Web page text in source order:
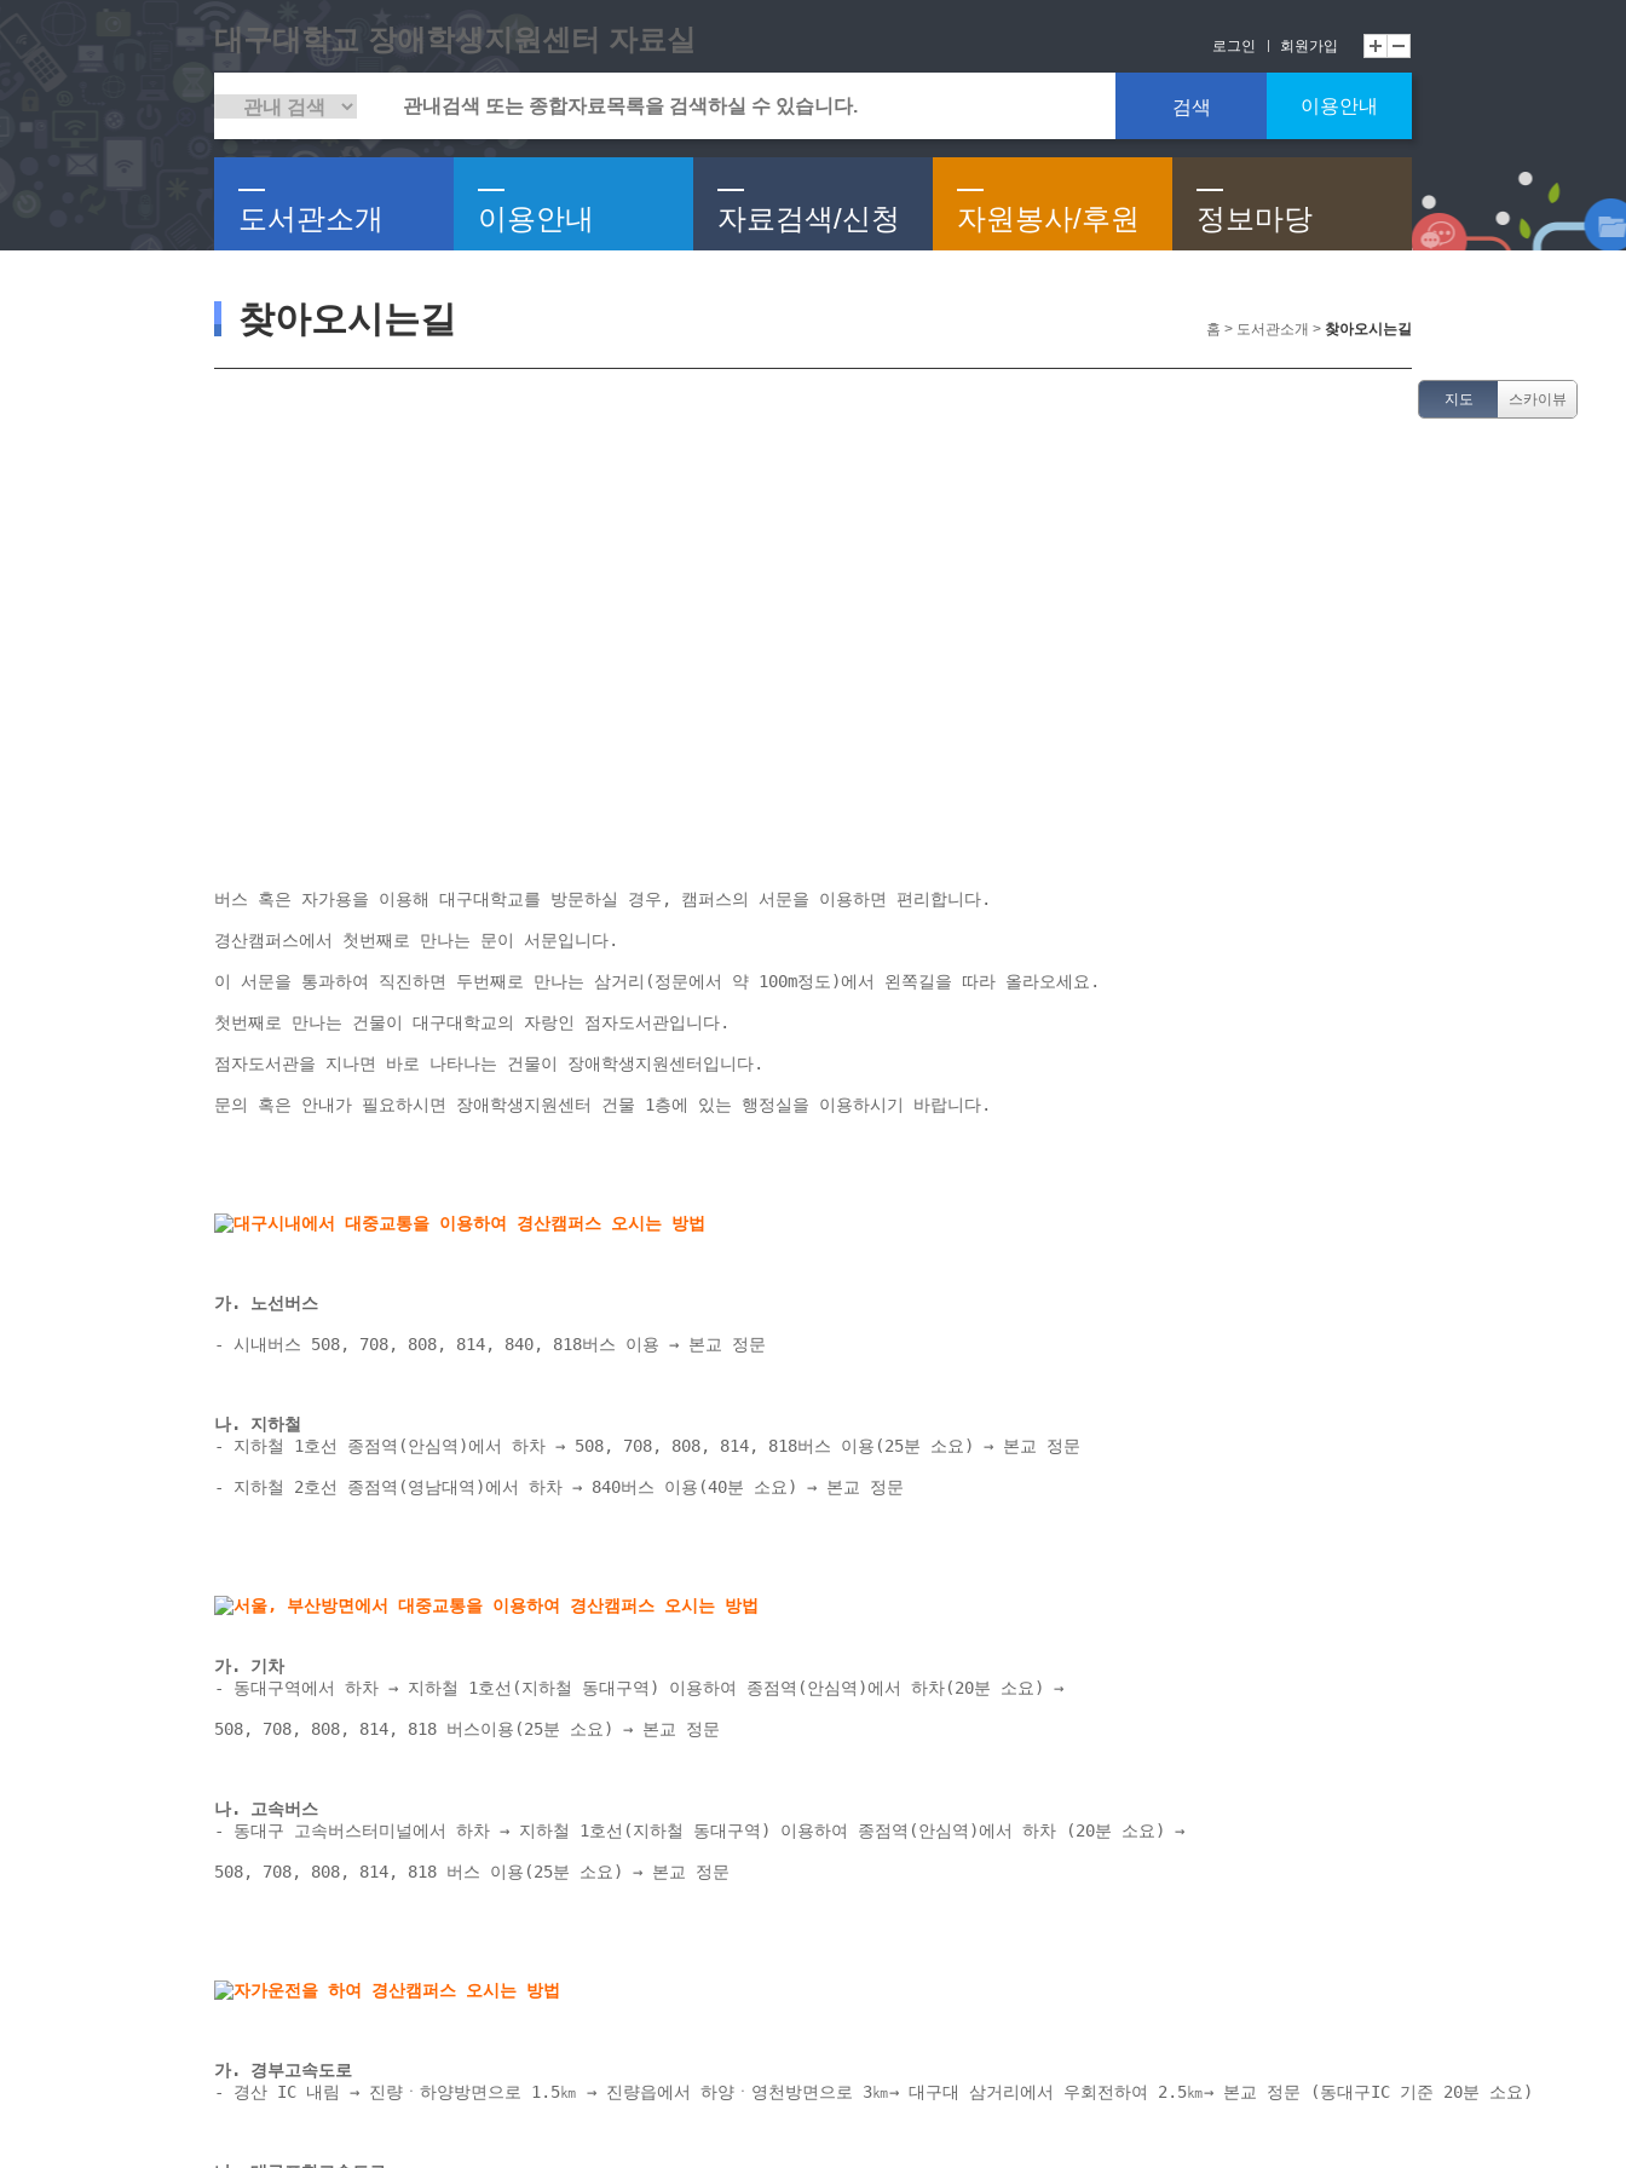
대구대학교 장애학생지원센터 자료실 로그인 회원가입
검색 이용안내
도서관소개 이용안내 자료검색/신청 자원봉사/후원 정보마당
찾아오시는길 홈 > 도서관소개 > 찾아오시는길
지도 스카이뷰
버스 혹은 자가용을 이용해 대구대학교를 방문하실 경우, 캠퍼스의 서문을 이용하면 편리합니다.
경산캠퍼스에서 첫번째로 만나는 문이 서문입니다.
이 서문을 통과하여 직진하면 두번째로 만나는 삼거리(정문에서 약 100m정도)에서 왼쪽길을 따라 올라오세요.
첫번째로 만나는 건물이 대구대학교의 자랑인 점자도서관입니다.
점자도서관을 지나면 바로 나타나는 건물이 장애학생지원센터입니다.
문의 혹은 안내가 필요하시면 장애학생지원센터 건물 1층에 있는 행정실을 이용하시기 바랍니다.
가. 노선버스
- 시내버스 508, 708, 808, 814, 840, 818버스 이용 → 본교 정문
나. 지하철
- 지하철 1호선 종점역(안심역)에서 하차 → 508, 708, 808, 814, 818버스 이용(25분 소요) → 본교 정문
- 지하철 2호선 종점역(영남대역)에서 하차 → 840버스 이용(40분 소요) → 본교 정문
가. 기차
- 동대구역에서 하차 → 지하철 1호선(지하철 동대구역) 이용하여 종점역(안심역)에서 하차(20분 소요) →
508, 708, 808, 814, 818 버스이용(25분 소요) → 본교 정문
나. 고속버스
- 동대구 고속버스터미널에서 하차 → 지하철 1호선(지하철 동대구역) 이용하여 종점역(안심역)에서 하차 (20분 소요) →
508, 708, 808, 814, 818 버스 이용(25분 소요) → 본교 정문
가. 경부고속도로
- 경산 IC 내림 → 진량ㆍ하양방면으로 1.5㎞ → 진량읍에서 하양ㆍ영천방면으로 3㎞→ 대구대 삼거리에서 우회전하여 2.5㎞→ 본교 정문 (동대구IC 기준 20분 소요)